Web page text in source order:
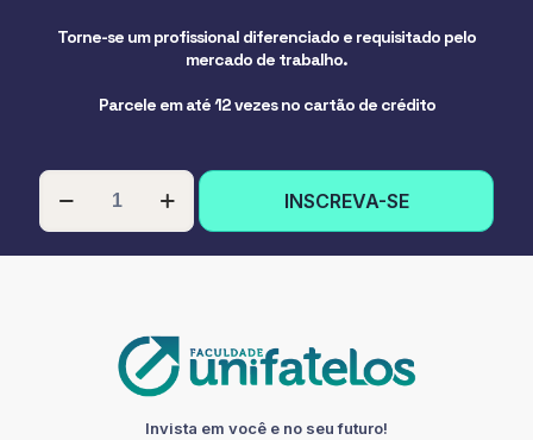
Torne-se um profissional diferenciado e requisitado pelo
mercado de trabalho.
Parcele em até 12 vezes no cartão de crédito
PÓS-
GRADUAÇÃO
EM
quantidade
INSCREVA-SE
Invista em você e no seu futuro!